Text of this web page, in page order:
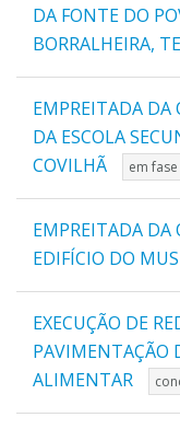
DA FONTE DO
BORRALHEIRA,
EMPREITADA DA
DA ESCOLA
COVILHÃ
em
EMPREITADA DA
EDIFÍCIO DO
EXECUÇÃO DE
PAVIMENTAÇÃO
ALIMENTAR